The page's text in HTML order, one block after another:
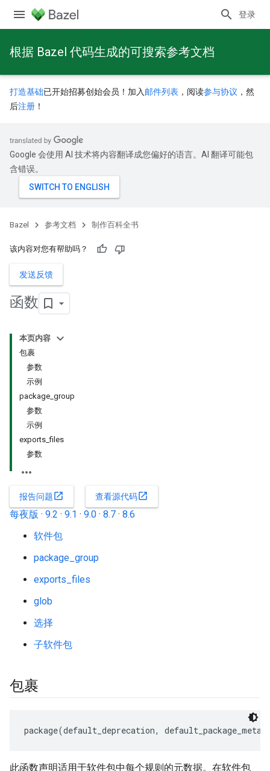
登录
根据 Bazel 代码生成的可搜索参考文档
打造基础已开始招募创始会员！加入 邮件列表 ，阅读参与协议 ，然
后注册 ！
Google 会使用 AI 技术将内容翻译成您偏好的语言。AI 翻译可能包
含错误。
Bazel 参考文档 制作百科全书
该内容对您有帮助吗？
发送反馈
函数
本页内容
包裹
参数
示例
package_group
参数
示例
exports_files
参数
报告问题open_in_new 查看源代码open_in_new
每夜版 · 9.2 · 9.1 · 9.0 · 8.7 · 8.6
软件包
package_group
exports_files
glob
选择
子软件包
包裹
此函数声明适用于软件包中每个规则的元数据。在软件包